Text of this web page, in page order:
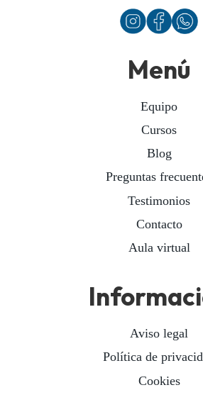
Menú
Equipo
Cursos
Blog
Preguntas
Testimonios
Contacto
Aula virtual
Aviso legal
Política de
Cookies